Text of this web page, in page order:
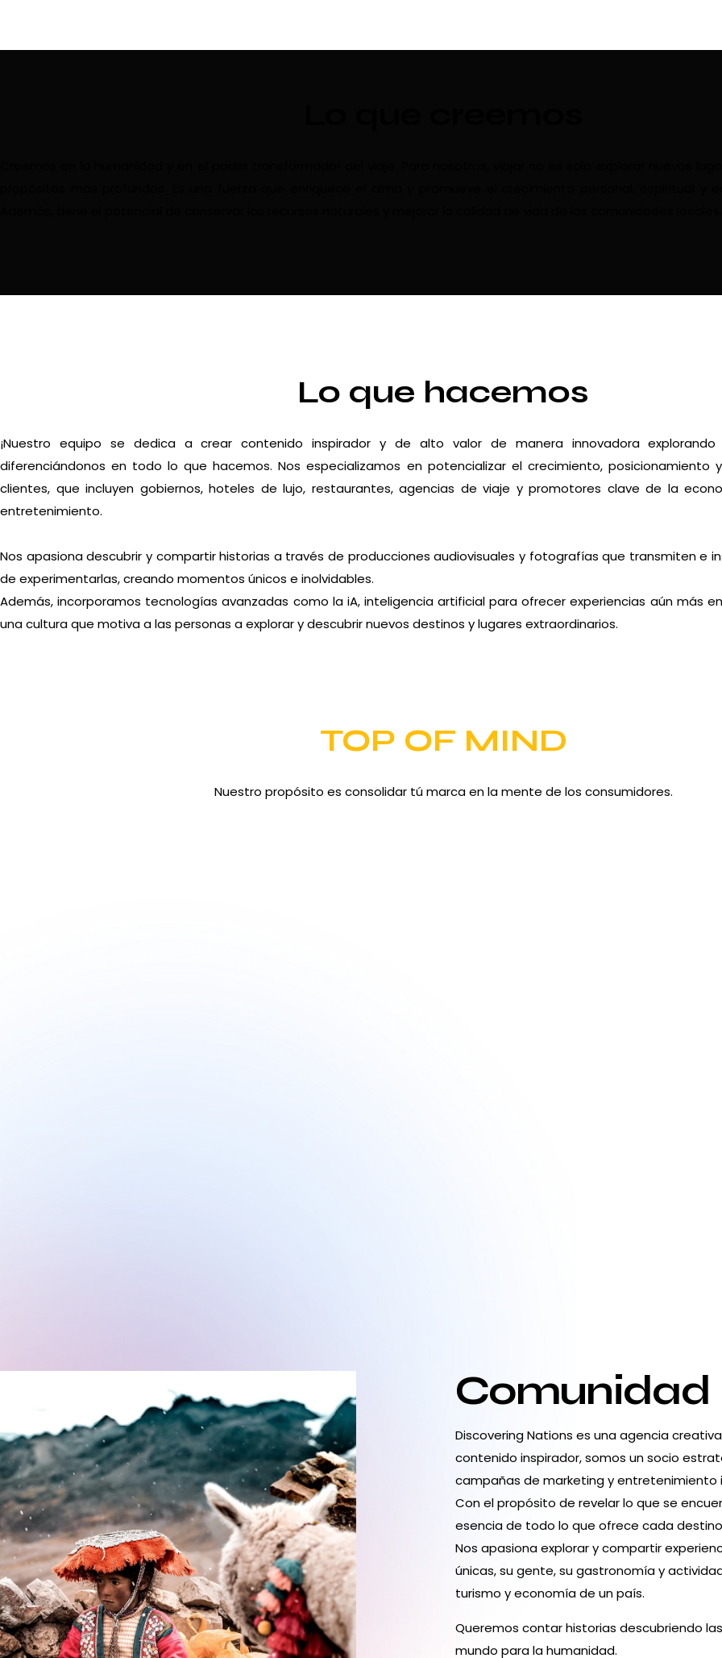
Lo que hacemos
¡Nuestro equipo se dedica a crear contenido inspirador y de alto valor de manera innovadora
diferenciándonos en todo lo que hacemos. Nos especializamos en potencializar el crecimiento, posicionamiento
clientes, que incluyen gobiernos, hoteles de lujo, restaurantes, agencias de viaje y promotores clave de la
entretenimiento.
Nos apasiona descubrir y compartir historias a través de producciones audiovisuales y fotografías que transmiten e
de experimentarlas, creando momentos únicos e inolvidables.
Además, incorporamos tecnologías avanzadas como la iA, inteligencia artificial para ofrecer experiencias aún más
una cultura que motiva a las personas a explorar y descubrir nuevos destinos y lugares extraordinarios.
TOP OF MIND
Nuestro propósito es consolidar tú marca en la mente de los consumidores.
Comunidad
Discovering Nations es una agencia
contenido inspirador, somos un socio
campañas de marketing y entretenimiento
Con el propósito de revelar lo que se
esencia de todo lo que ofrece cada
Nos apasiona explorar y compartir
únicas, su gente, su gastronomía y
turismo y economía de un país.
Queremos contar historias descubriendo
mundo para la humanidad.